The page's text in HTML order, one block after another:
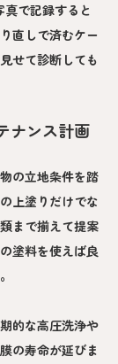
で記録すると
直しで済むケー
せて診断しても
ナンス計画
の立地条件を踏
上塗りだけでな
まで揃えて提案
塗料を使えば良
的な高圧洗浄や
の寿命が延びま